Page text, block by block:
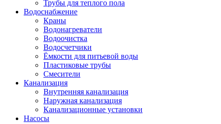
Трубы для теплого пола
Водоснабжение
Краны
Водонагреватели
Водоочистка
Водосчетчики
Ёмкости для питьевой воды
Пластиковые трубы
Смесители
Канализация
Внутренняя канализация
Наружная канализация
Канализационные установки
Насосы